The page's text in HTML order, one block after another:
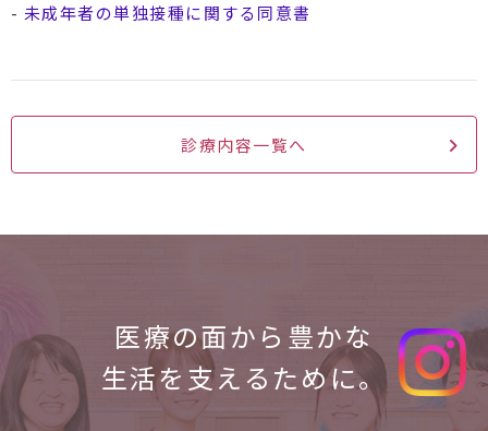
- 未成年者の単独接種に関する同意書
診療内容一覧へ
医療の面から 豊かな
生活を支えるために。